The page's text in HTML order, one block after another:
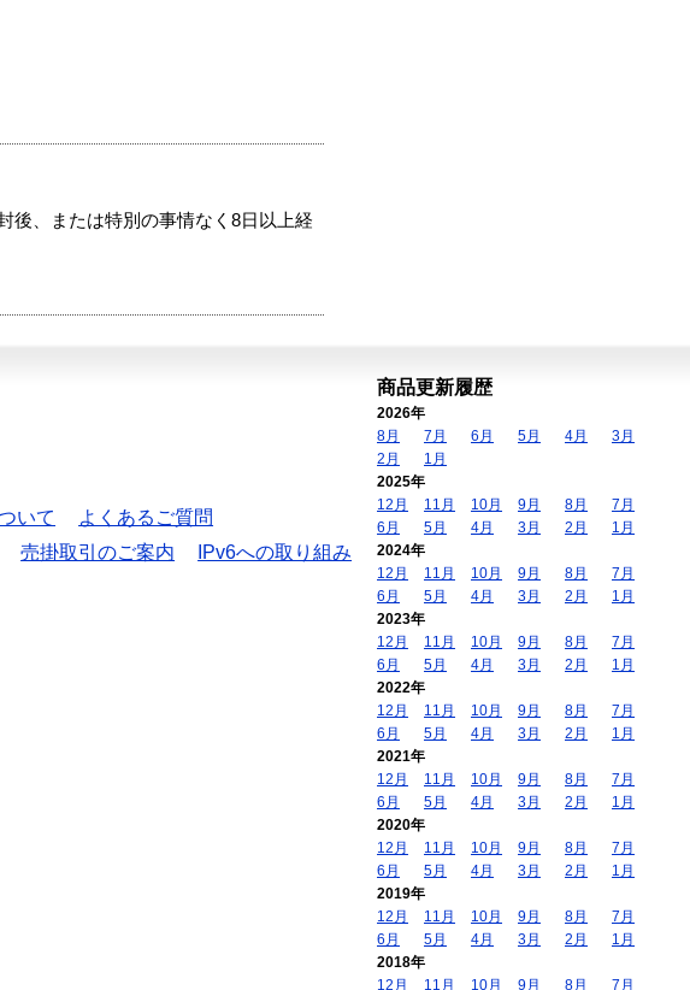
後、または特別の事情なく8日以上経
いて
よくあるご質問
売掛取引のご案内
IPv6への取り組み
商品更新履歴
2026年
8月
7月 6月 5月 4月
3月
2月
1月
2025年
12月
11月 10月 9月 8月
7月
6月
5月 4月 3月 2月
1月
2024年
12月
11月 10月 9月 8月
7月
6月
5月 4月 3月 2月
1月
2023年
12月
11月 10月 9月 8月
7月
6月
5月 4月 3月 2月
1月
2022年
12月
11月 10月 9月 8月
7月
6月
5月 4月 3月 2月
1月
2021年
12月
11月 10月 9月 8月
7月
6月
5月 4月 3月 2月
1月
2020年
12月
11月 10月 9月 8月
7月
6月
5月 4月 3月 2月
1月
2019年
12月
11月 10月 9月 8月
7月
6月
5月 4月 3月 2月
1月
2018年
12月
11月 10月 9月 8月 7月